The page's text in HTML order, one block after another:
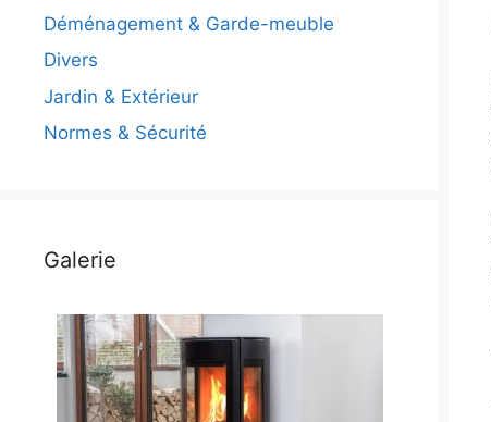
Déménagement & Garde-meuble
Divers
Jardin & Extérieur
Normes & Sécurité
Galerie